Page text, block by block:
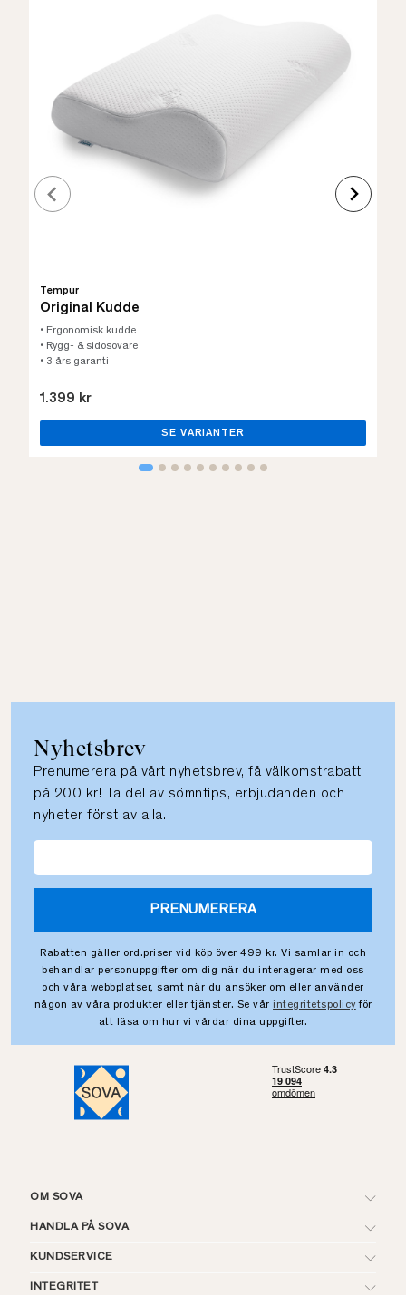
Tempur
Original Kudde
• Ergonomisk kudde
• Rygg- & sidosovare
• 3 års garanti
1.399 kr
SE VARIANTER
Nyhetsbrev
Prenumerera på vårt nyhetsbrev, få välkomstrabatt
på 200 kr! Ta del av sömntips, erbjudanden och
nyheter först av alla.
PRENUMERERA
Rabatten gäller ord.priser vid köp över 499 kr. Vi samlar in och
behandlar personuppgifter om dig när du interagerar med oss
och våra webbplatser, samt när du ansöker om eller använder
någon av våra produkter eller tjänster. Se vår integritetspolicy för
att läsa om hur vi vårdar dina uppgifter.
OM SOVA
HANDLA PÅ SOVA
KUNDSERVICE
INTEGRITET